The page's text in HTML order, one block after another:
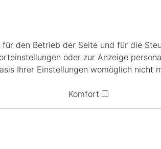
den Betrieb der Seite und für die
oder zur Anzeige
Ihrer Einstellungen womöglich nicht
Komfort